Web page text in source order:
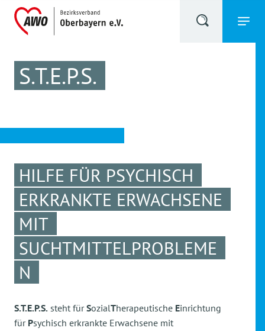
S.T.E.P.S.
HILFE FÜR PSYCHISCH
ERKRANKTE ERWACHSENE
MIT
SUCHTMITTELPROBLEME
N
S.T.E.P.S. steht fürSozialTherapeutische Einrichtung
für Psychisch erkrankte Erwachsene mit